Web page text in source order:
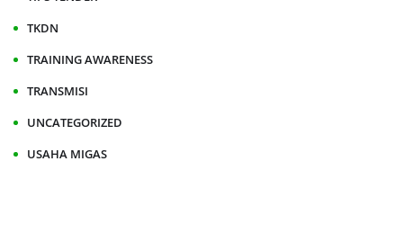
TKDN
TRAINING AWARENESS
TRANSMISI
UNCATEGORIZED
USAHA MIGAS